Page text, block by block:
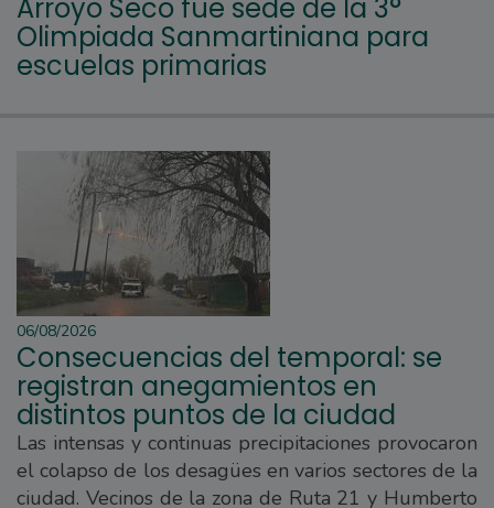
Arroyo Seco fue sede de la 3°
Olimpiada Sanmartiniana para
escuelas primarias
06/08/2026
Consecuencias del temporal: se
registran anegamientos en
distintos puntos de la ciudad
Las intensas y continuas precipitaciones provocaron
el colapso de los desagües en varios sectores de la
ciudad. Vecinos de la zona de Ruta 21 y Humberto